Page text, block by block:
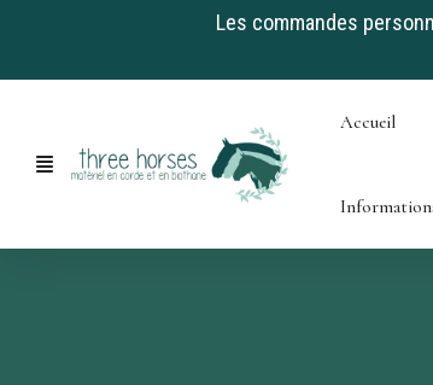
Les commandes
content
Accueil